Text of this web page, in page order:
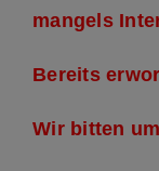
mangels
Bereits
Wir bitten